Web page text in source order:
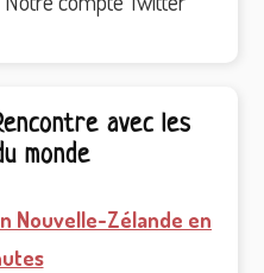
avec les
monde
Nouvelle-Zélande en